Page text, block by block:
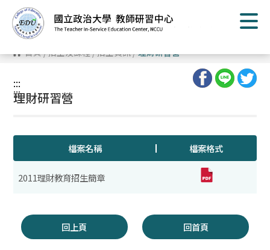
到
主
要
容 首頁/招生及課程/招生資訊/理財研習營
:::
:::
理財研習營
檔案名稱 檔案格式
2011理財教育招生簡章
回上頁 回首頁